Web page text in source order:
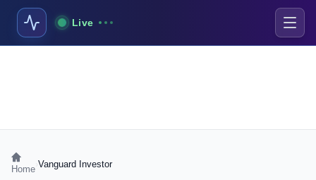
Live
Home Vanguard Investor